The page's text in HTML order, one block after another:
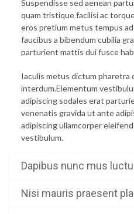
Suspendisse sed aenean
quam tristique facilisi ac
eros pretium metus tempus
faucibus a bibendum cubilia
parturient mattis dui fusce
Iaculis metus dictum pharetra
interdum.Elementum
adipiscing sodales erat
venenatis gravida ut ante
adipiscing ullamcorper
vestibulum.
Dapibus nunc mus
Nisi mauris praesent